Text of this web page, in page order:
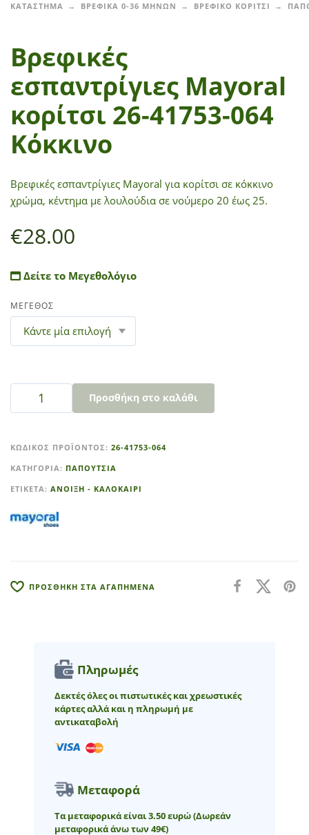
ΚΑΤΑΣΤΗΜΑ ΒΡΕΦΙΚΑ 0-36 ΜΗΝΩΝ ΒΡΕΦΙΚΟ ΚΟΡΙΤΣΙ
Βρεφικές
εσπαντρίγιες Mayoral
κορίτσι 26-41753-064
Κόκκινο
Βρεφικές εσπαντρίγιες Mayoral για κορίτσι σε κόκκινο
χρώμα, κέντημα με λουλούδια σε νούμερο 20 έως 25.
€28.00
Δείτε το Μεγεθολόγιο
ΜΕΓΕΘΟΣ
Προσθήκη στο καλάθι
t
e
r
a
e
ΚΩΔΙΚΌΣ ΠΡΟΪΌΝΤΟΣ: 26-41753-064
ΚΑΤΗΓΟΡΊΑ: ΠΑΠΟΥΤΣΙΑ
ΕΤΙΚΈΤΑ: ΑΝΟΙΞΗ - ΚΑΛΟΚΑΙΡΙ
ΠΡΟΣΘΗΚΗ ΣΤΑ ΑΓΑΠΗΜΕΝΑ
Πληρωμές
Δεκτές όλες οι πιστωτικές και χρεωστικές
κάρτες αλλά και η πληρωμή με
αντικαταβολή
Μεταφορά
Τα μεταφορικά είναι 3.50 ευρώ(Δωρεάν
μεταφορικά άνω των 49€)